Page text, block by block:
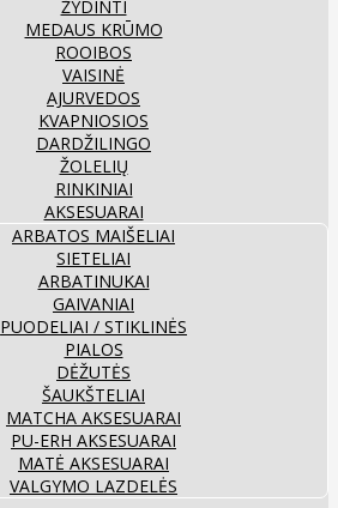
ŽYDINTI
MEDAUS KRŪMO
ROOIBOS
VAISINĖ
AJURVEDOS
KVAPNIOSIOS
DARDŽILINGO
ŽOLELIŲ
RINKINIAI
AKSESUARAI
ARBATOS MAIŠELIAI
SIETELIAI
ARBATINUKAI
GAIVANIAI
PUODELIAI / STIKLINĖS
PIALOS
DĖŽUTĖS
ŠAUKŠTELIAI
MATCHA AKSESUARAI
PU-ERH AKSESUARAI
MATĖ AKSESUARAI
VALGYMO LAZDELĖS